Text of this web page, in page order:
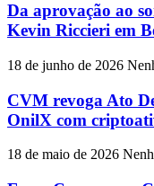
Da aprovação ao
Kevin Riccieri em
18 de junho de 2026
CVM revoga Ato
OnilX com
18 de maio de 2026